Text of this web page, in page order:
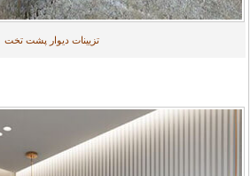
تزیینات دیوار پشت تخت